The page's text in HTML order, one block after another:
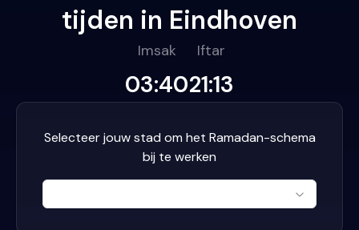
tijden in Eindhoven
Imsak
03:40
Iftar
21:13
Selecteer jouw stad om het Ramadan-schema
bij te werken